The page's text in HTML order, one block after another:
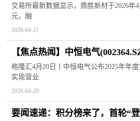
亿元_今日播报
交易所最新数据显示，鼎胜新材于2026年
元，融
2026-04-21
【焦点热闻】中恒电气
同比增长15.27% 拟10股派1元
格隆汇4月20日丨中恒电气公布2025年年
实现营业
2026-04-20
要闻速递：积分榜来了，首轮“